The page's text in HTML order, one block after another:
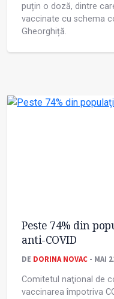
puțin o doză, dintre
vaccinate cu schema
Gheorghiță.
Peste 74% din
anti-COVID
DE DORINA NOVAC - MAI
Comitetul naţional de
vaccinarea împotriva